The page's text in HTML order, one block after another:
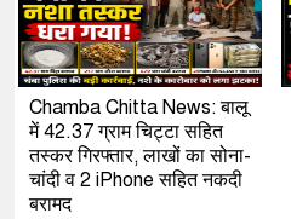
Chamba Chitta News: बालू
में 42.37 ग्राम चिट्टा सहित
तस्कर गिरफ्तार, लाखों का सोना-
चांदी व 2 iPhone सहित नकदी
बरामद